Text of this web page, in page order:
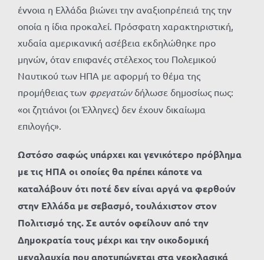
έννοια η Ελλάδα βιώνει την αναξιοπρέπειά της την
οποία η ίδια προκαλεί. Πρόσφατη χαρακτηριστική,
χυδαία αμερικανική ασέβεια εκδηλώθηκε προ
μηνών, όταν επιφανές στέλεχος του Πολεμικού
Ναυτικού των ΗΠΑ με αφορμή το θέμα της
προμήθειας των φρεγατώνδήλωσε δημοσίως πως:
«οι ζητιάνοι (οι Έλληνες) δεν έχουν δικαίωμα
επιλογής».
Ωστόσο σαφώς υπάρχει και γενικότερο πρόβλημα
με τις ΗΠΑ οι οποίες θα πρέπει κάποτε να
καταλάβουν ότι ποτέ δεν είναι αργά να φερθούν
στην Ελλάδα με σεβασμό, τουλάχιστον στον
Πολιτισμό της. Σε αυτόν οφείλουν από την
Δημοκρατία τους μέχρι και την οικοδομική
μεγαλαυχία που αποτυπώνεται στα νεοκλασικά